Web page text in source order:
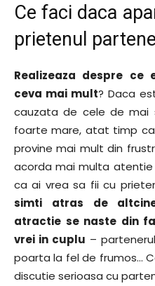
Ce faci daca
prietenul
Realizeaza despre
ceva mai mult? Daca
cauzata de cele de mai
foarte mare, atat timp
provine mai mult din
acorda mai multa
ca ai vrea sa fii cu
simti atras de
atractie se naste din
vrei in cuplu –
poarta la fel de frumos…
discutie serioasa cu